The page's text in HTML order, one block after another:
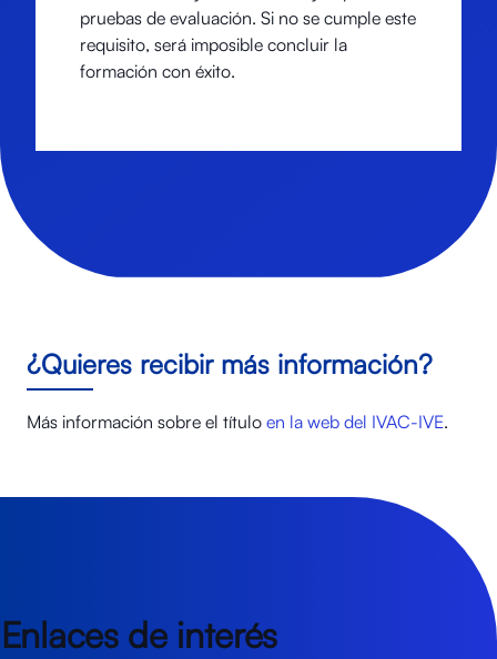
pruebas de evaluación. Si no se cumple este
requisito, será imposible concluir la
formación con éxito.
¿Quieres recibir más información?
Más información sobre el título en la web del IVAC-IVE.
Enlaces de interés